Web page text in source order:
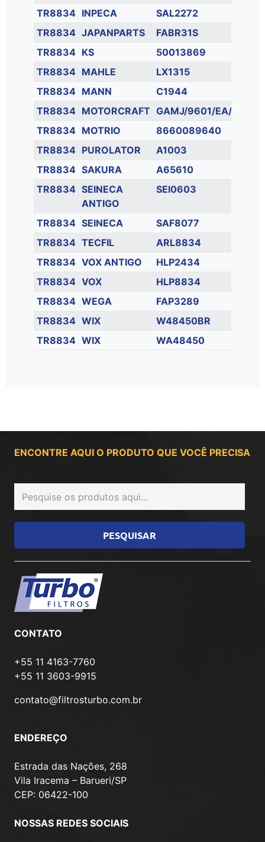
TR8834 INPECA
SAL2272
TR8834 JAPANPARTS
FABR31S
TR8834 KS
50013869
TR8834 MAHLE
LX1315
TR8834 MANN
C1944
TR8834 MOTORCRAFT GAMJ/9601/EA/
TR8834 MOTRIO
8660089640
TR8834 PUROLATOR
A1003
TR8834 SAKURA
A65610
TR8834 SEINECA
ANTIGO
SEI0603
TR8834 SEINECA
SAF8077
TR8834 TECFIL
ARL8834
TR8834 VOX ANTIGO
HLP2434
TR8834 VOX
HLP8834
TR8834 WEGA
FAP3289
TR8834 WIX
W48450BR
TR8834 WIX WA48450
ENCONTRE AQUI O PRODUTO QUE VOCÊ PRECISA
CONTATO
+55 11 4163-7760
+55 11 3603-9915
contato@filtrosturbo.com.br
ENDEREÇO
Estrada das Nações, 268
Vila Iracema – Barueri/SP
CEP: 06422-100
NOSSAS REDES SOCIAIS